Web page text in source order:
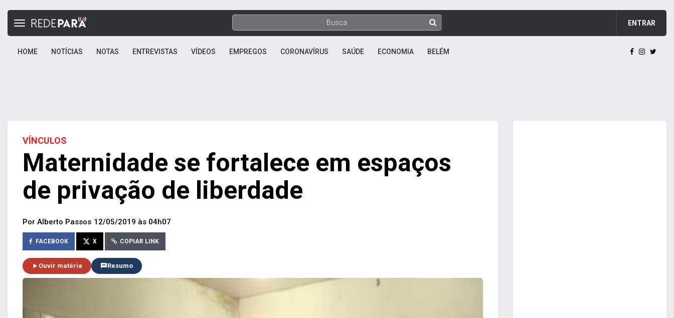
ENTRAR
Toggle
HOME NOTÍCIAS NOTAS ENTREVISTAS VÍDEOS EMPREGOS CORONAVÍRUS SAÚDE ECONOMIA BELÉM
VÍNCULOS
Maternidade se fortalece em espaços
de privação de liberdade
Por Alberto Passos 12/05/2019 às 04h07
FACEBOOK X COPIAR LINK
Ouvir matéria Resumo